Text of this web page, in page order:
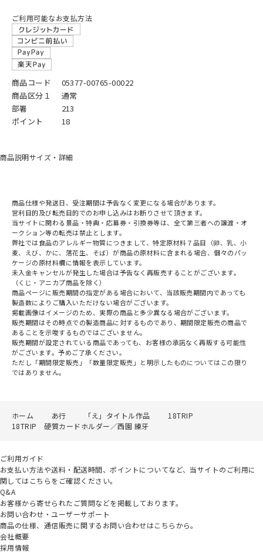
ご利用可能なお支払方法
商品コード
05377-00765-00022
商品区分１
通常
部署
213
ポイント
18
商品説明サイズ・詳細
商品仕様や発送日、受注期間は予告なく変更になる場合があります。
営利目的及び転売目的でのお申し込みはお断りさせて頂きます。
当サイトに関わる景品・特典・応募券・引換券等は、全て第三者への譲渡・オ
ークション等の転売は禁止とします。
弊社では食品のアレルギー物質につきまして、特定原材料７品目（卵、乳、小
麦、えび、かに、落花生、そば）が商品の原材料に含まれる場合、個々のパッ
ケージの原材料欄に情報を表示しています。
未入金キャンセルが発生した場合は予告なく再販売することがございます。
（くじ・アニカプ商品を除く）
商品ページに販売期間の指定がある場合において、当該販売期間内であっても
製造数によりご購入いただけない場合がございます。
掲載画像はイメージのため、実際の商品と多少異なる場合がございます。
販売期間はその時点での製造商品に対するものであり、期間限定販売の商品で
あることを示唆するものではございません。
販売期間が設定されている商品であっても、お客様の承諾なく再販する可能性
がございます。予めご了承ください。
ただし「期間限定販売」「数量限定販売」と明示したものについてはこの限り
ではありません。
ホーム あ行 「え」タイトル作品
18TRIP
18TRIP 硬質カードホルダー／西園 練牙
ご利用ガイド
お支払い方法や送料・配送時間、ポイントについてなど、当サイトのご利用に
関してはこちらをご確認ください。
Q&A
お客様から寄せられたご質問などを掲載しております。
お問い合わせ・ユーザーサポート
商品の仕様、通信販売に関するお問い合わせはこちらから。
会社概要
採用情報